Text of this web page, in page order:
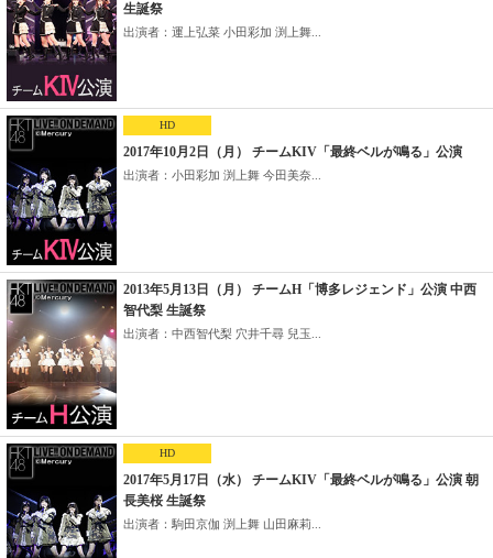
生誕祭
出演者：運上弘菜 小田彩加 渕上舞...
HD
2017年10月2日（月） チームKIV「最終ベルが鳴る」公演
出演者：小田彩加 渕上舞 今田美奈...
2013年5月13日（月） チームH「博多レジェンド」公演 中西
智代梨 生誕祭
出演者：中西智代梨 穴井千尋 兒玉...
HD
2017年5月17日（水） チームKIV「最終ベルが鳴る」公演 朝
長美桜 生誕祭
出演者：駒田京伽 渕上舞 山田麻莉...